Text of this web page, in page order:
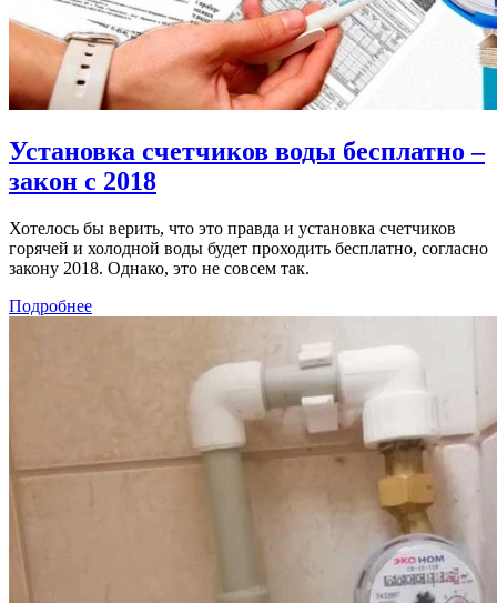
Установка счетчиков воды бесплатно –
закон с 2018
Хотелось бы верить, что это правда и установка счетчиков
горячей и холодной воды будет проходить бесплатно, согласно
закону 2018. Однако, это не совсем так.
Подробнее